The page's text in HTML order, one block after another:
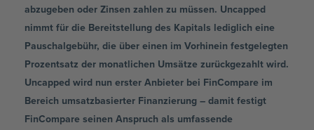
abzugeben oder Zinsen zahlen zu müssen. Uncapped
nimmt für die Bereitstellung des Kapitals lediglich eine
Pauschalgebühr, die über einen im Vorhinein festgelegten
Prozentsatz der monatlichen Umsätze zurückgezahlt wird.
Uncapped wird nun erster Anbieter bei FinCompare im
Bereich umsatzbasierter Finanzierung – damit festigt
FinCompare seinen Anspruch als umfassende